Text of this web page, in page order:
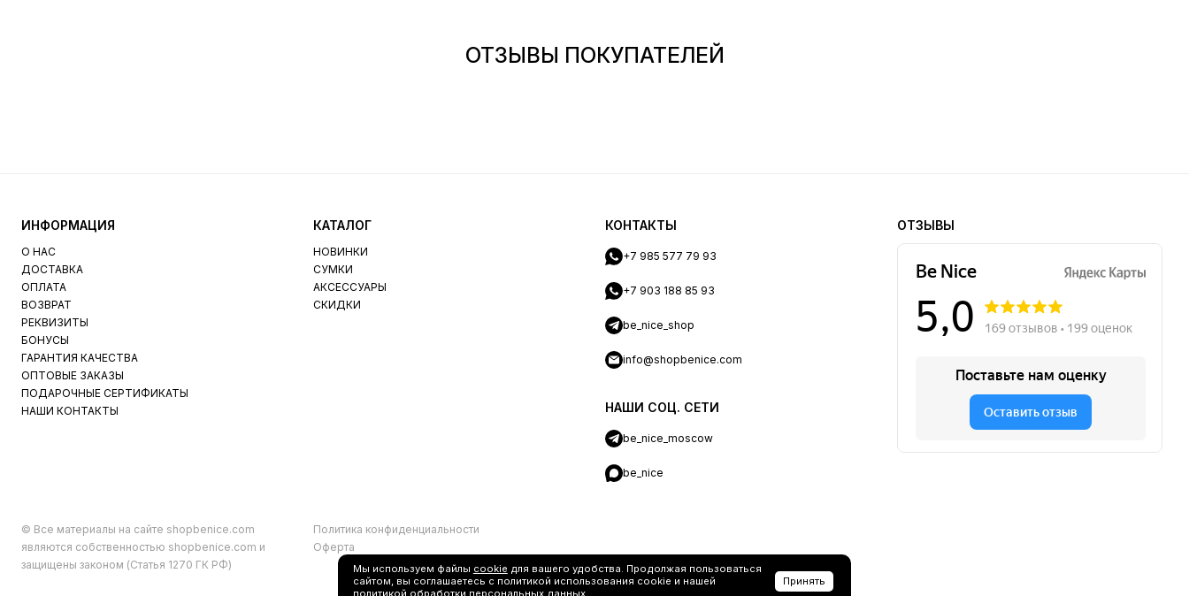
Мы используем файлы cookie для вашего удобства. Продолжая пользоваться
сайтом, вы соглашаетесь с политикой использования cookie и нашей
политикой обработки персональных данных.
Принять
ОТЗЫВЫ ПОКУПАТЕЛЕЙ
ИНФОРМАЦИЯ
О НАС
ДОСТАВКА
ОПЛАТА
ВОЗВРАТ
РЕКВИЗИТЫ
БОНУСЫ
ГАРАНТИЯ КАЧЕСТВА
ОПТОВЫЕ ЗАКАЗЫ
ПОДАРОЧНЫЕ СЕРТИФИКАТЫ
НАШИ КОНТАКТЫ
КАТАЛОГ
НОВИНКИ
СУМКИ
АКСЕССУАРЫ
СКИДКИ
КОНТАКТЫ
+7 985 577 79 93
+7 903 188 85 93
be_nice_shop
info@shopbenice.com
НАШИ СОЦ. СЕТИ
be_nice_moscow
be_nice
ОТЗЫВЫ
© Все материалы на сайте shopbenice.com
являются собственностью shopbenice.com и
защищены законом (Статья 1270 ГК РФ)
Политика конфиденциальности
Оферта